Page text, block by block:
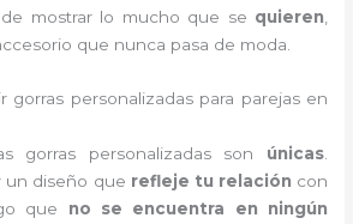
de mostrar lo mucho que se quieren
que nunca pasa de moda.
gorras personalizadas para parejas en
gorras personalizadas son únicas.
un diseño que refleje tu relación con
que no se encuentra en ningún